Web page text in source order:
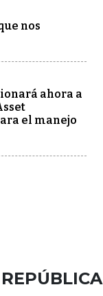
nos
ahora a
el manejo